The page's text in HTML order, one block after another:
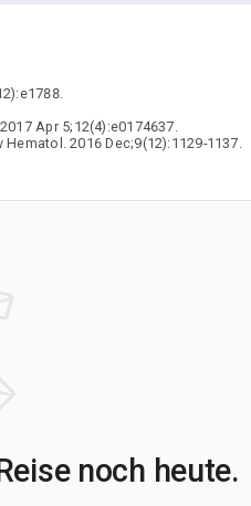
Apr 5;12(4):e0174637.
2016 Dec;9(12):1129-1137.
noch heute.